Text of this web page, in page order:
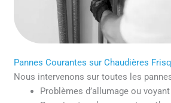
Pannes Courantes sur Chaudières
Nous intervenons sur toutes les
Problèmes d’allumage ou